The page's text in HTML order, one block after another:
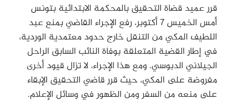
قرر عميد قضاة التحقيق بالمحكمة الابتدائية بتونس
أمس الخميس 7 أكتوبر، رفع الإجراء القاضي بمنع عبد
اللطيف المكي من التنقل خارج حدود معتمدية الوردية،
في إطار القضية المتعلقة بوفاة النائب السابق الراحل
الجيلاني الدبوسي. ومع هذا الإجراء، لا تزال قيود أخرى
مفروضة على المكي، حيث قرر قاضي التحقيق الإبقاء
على منعه من السفر ومن الظهور في وسائل الإعلام.